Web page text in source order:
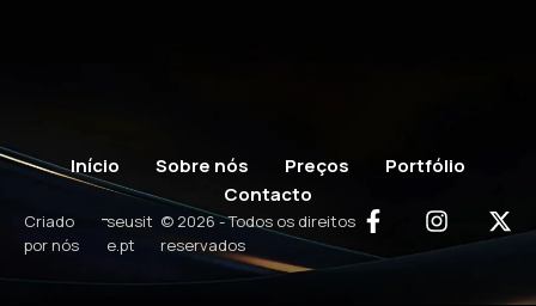
Início Sobre nós Preços
Portfólio
Contacto
Criado
por nós
-seusit
e.pt
© 2026 - Todos os direitos
reservados